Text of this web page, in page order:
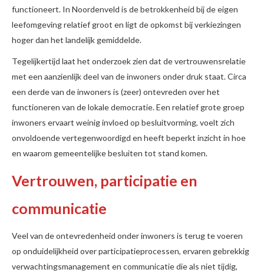
functioneert. In Noordenveld is de betrokkenheid bij de eigen
leefomgeving relatief groot en ligt de opkomst bij verkiezingen
hoger dan het landelijk gemiddelde.
Tegelijkertijd laat het onderzoek zien dat de vertrouwensrelatie
met een aanzienlijk deel van de inwoners onder druk staat. Circa
een derde van de inwoners is (zeer) ontevreden over het
functioneren van de lokale democratie. Een relatief grote groep
inwoners ervaart weinig invloed op besluitvorming, voelt zich
onvoldoende vertegenwoordigd en heeft beperkt inzicht in hoe
en waarom gemeentelijke besluiten tot stand komen.
Vertrouwen, participatie en
communicatie
Veel van de ontevredenheid onder inwoners is terug te voeren
op onduidelijkheid over participatieprocessen, ervaren gebrekkig
verwachtingsmanagement en communicatie die als niet tijdig,